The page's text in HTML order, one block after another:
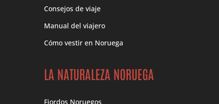
Consejos de viaje
Manual del viajero
Cómo vestir en Noruega
LA NATURALEZA NORUEGA
Fiordos Noruegos